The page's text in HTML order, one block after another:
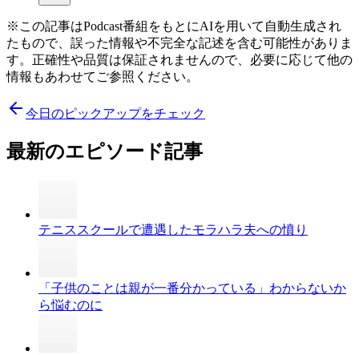
※この記事はPodcast番組をもとにAIを用いて自動生成され
たもので、誤った情報や不完全な記述を含む可能性がありま
す。正確性や品質は保証されませんので、必要に応じて他の
情報もあわせてご参照ください。
今日のピックアップをチェック
最新のエピソード記事
テニススクールで遭遇したモラハラ夫への憤り
「子供のことは親が一番分かっている」わからないか
ら悩むのに